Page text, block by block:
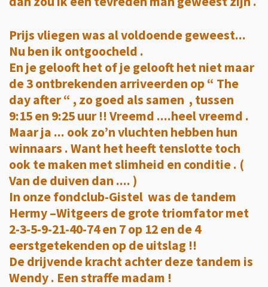
Prijs vliegen was al voldoende geweest...
Nu ben ik ontgoocheld .
En je gelooft het of je gelooft het niet maar
de 3 ontbrekenden arriveerden op “ The
day after “ , zo goed als samen , tussen
9:15 en 9:25 uur !! Vreemd ....heel vreemd .
Maar ja ... ook zo’n vluchten hebben hun
winnaars . Want het heeft tenslotte toch
ook te maken met slimheid en conditie . (
Van de duiven dan .... )
In onze fondclub-Gistel was de tandem
Hermy –Witgeers de grote triomfator met
2-3-5-9-21-40-74 en 7 op 12 en de 4
eerstgetekenden op de uitslag !!
De drijvende kracht achter deze tandem is
Wendy . Een straffe madam !